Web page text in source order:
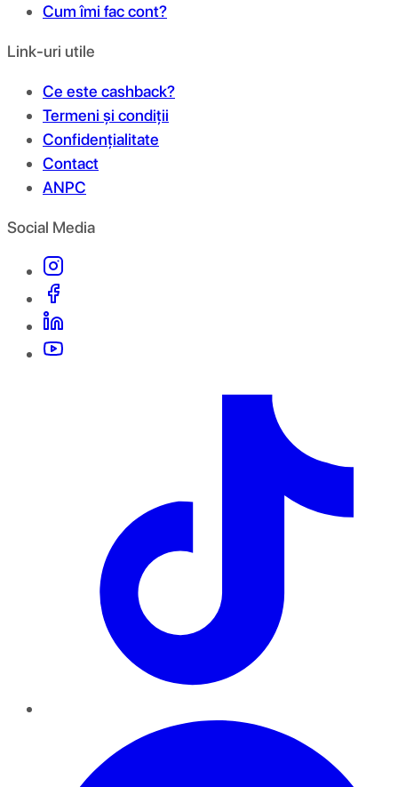
Cum îmi fac cont?
Link-uri utile
Ce este cashback?
Termeni și condiții
Confidențialitate
Contact
ANPC
Social Media